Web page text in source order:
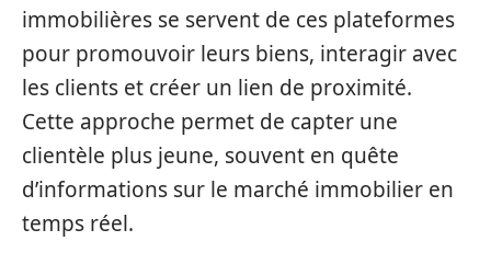
immobilières se servent de ces plateformes
pour promouvoir leurs biens, interagir avec
les clients et créer un lien de proximité.
Cette approche permet de capter une
clientèle plus jeune, souvent en quête
d’informations sur le marché immobilier en
temps réel.